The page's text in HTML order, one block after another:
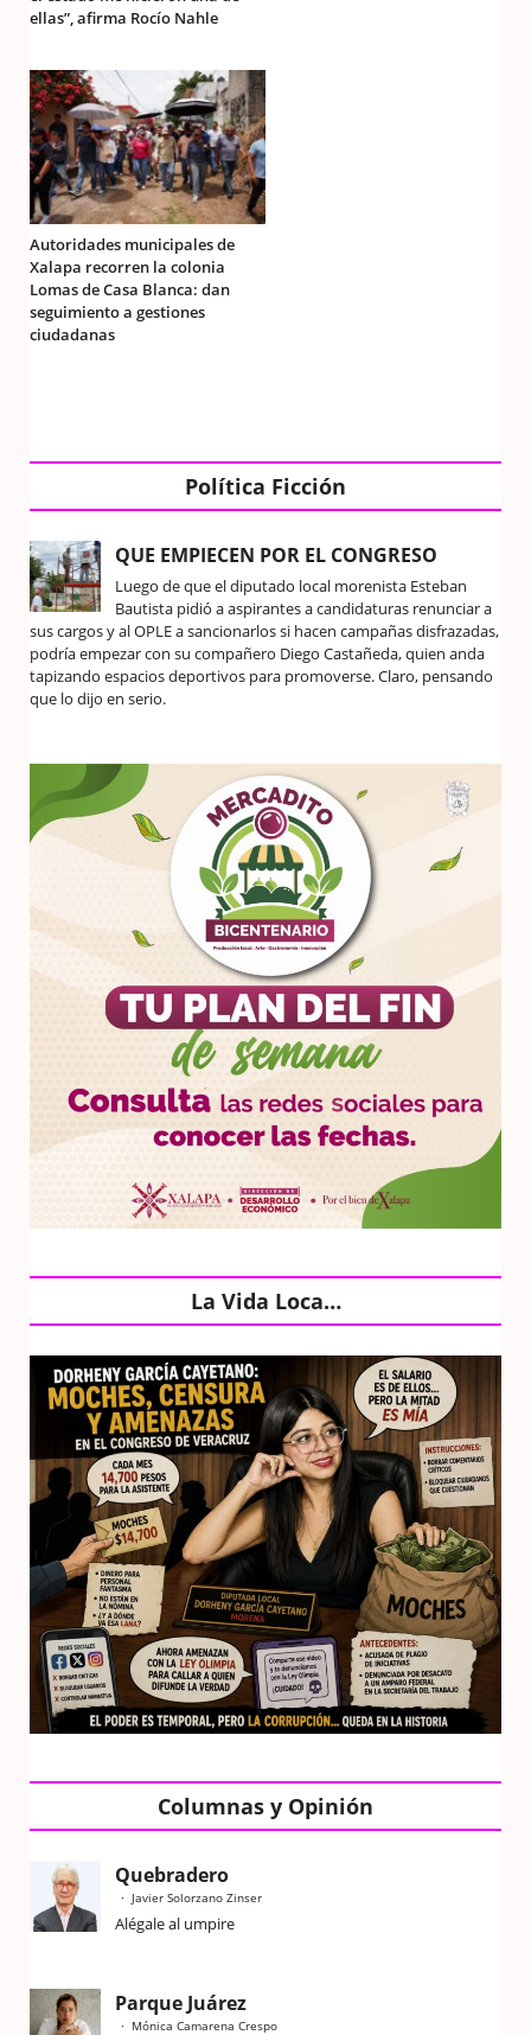
ellas”, afirma Rocío Nahle
Autoridades municipales de
Xalapa recorren la colonia
Lomas de Casa Blanca: dan
seguimiento a gestiones
ciudadanas
Política Ficción
QUE EMPIECEN POR EL CONGRESO
Luego de que el diputado local morenista Esteban
Bautista pidió a aspirantes a candidaturas renunciar a
sus cargos y al OPLE a sancionarlos si hacen campañas disfrazadas,
podría empezar con su compañero Diego Castañeda, quien anda
tapizando espacios deportivos para promoverse. Claro, pensando
que lo dijo en serio.
La Vida Loca…
Columnas y Opinión
Quebradero
Javier Solorzano Zinser
Alégale al umpire
Parque Juárez
Mónica Camarena Crespo